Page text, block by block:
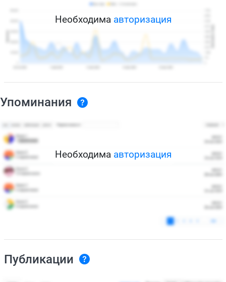
Необходима авторизация
Упоминания
Необходима авторизация
Публикации